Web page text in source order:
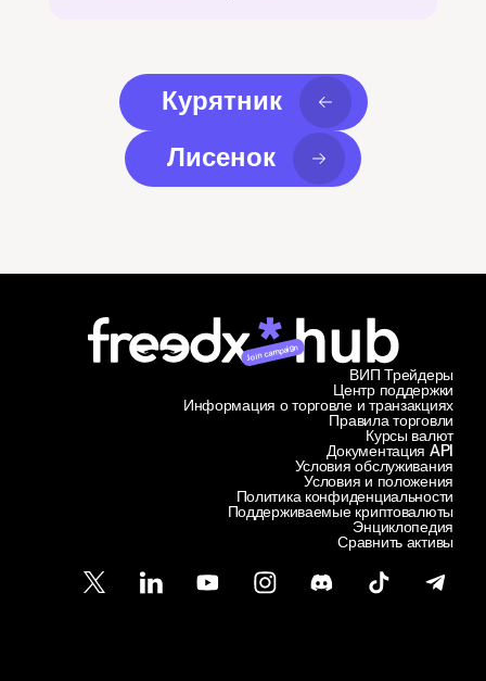
Курятник
Лисенок
Join campaign
Центр поддержки
Информация о торговле и транзакциях
ВИП Трейдеры
Правила торговли
Курсы валют
Документация API
Условия обслуживания
Условия и положения
Политика конфиденциальности
Поддерживаемые криптовалюты
Энциклопедия
Сравнить активы